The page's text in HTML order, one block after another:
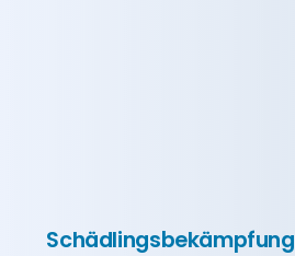
Schädlingsbekämpfung